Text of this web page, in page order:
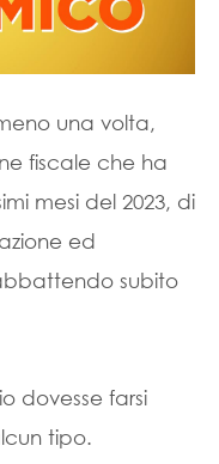
una volta,
fiscale che ha
mesi del 2023, di
ed
subito
dovesse farsi
tipo.